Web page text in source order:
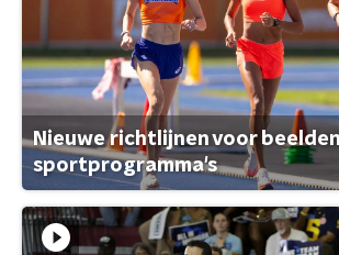
Nieuwe richtlijnen voor
sportprogramma's